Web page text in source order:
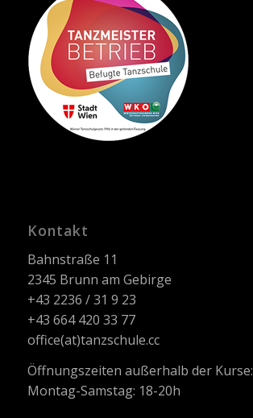
Kontakt
Bahnstraße 11
2345 Brunn am Gebirge
+43 2236 / 31 9 23
+43 664 420 33 77
office(at)tanzschule.cc
Öffnungszeiten außerhalb der Kurse:
Montag-Samstag: 18-20h